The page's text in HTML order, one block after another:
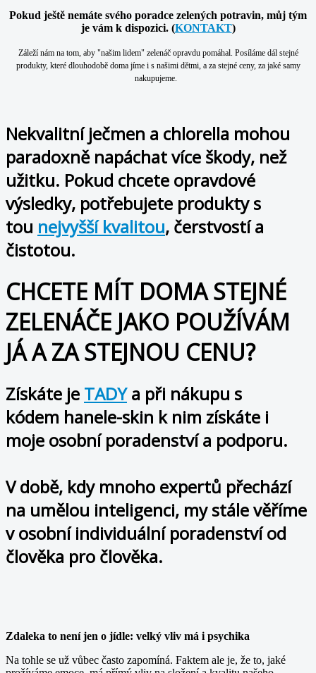
Pokud ještě nemáte svého poradce zelených potravin, můj tým
je vám k dispozici. (KONTAKT)
Záleží nám na tom, aby "našim lidem" zelenáč opravdu pomáhal. Posíláme dál stejné
produkty, které dlouhodobě doma jíme i s našimi dětmi, a za stejné ceny, za jaké samy
nakupujeme.
Nekvalitní ječmen a chlorella mohou
paradoxně napáchat více škody, než
užitku. Pokud chcete opravdové
výsledky, potřebujete produkty s
tou nejvyšší kvalitou, čerstvostí a
čistotou.
CHCETE MÍT DOMA STEJNÉ
ZELENÁČE JAKO POUŽÍVÁM
JÁ A ZA STEJNOU CENU?
Získáte je TADY a při nákupu s
kódem hanele-skin k nim získáte i
moje osobní poradenství a podporu.
V době, kdy mnoho expertů přechází
na umělou inteligenci, my stále věříme
v osobní individuální poradenství od
člověka pro člověka.
Zdaleka to není jen o jídle: velký vliv má i psychika
Na tohle se už vůbec často zapomíná. Faktem ale je, že to, jaké